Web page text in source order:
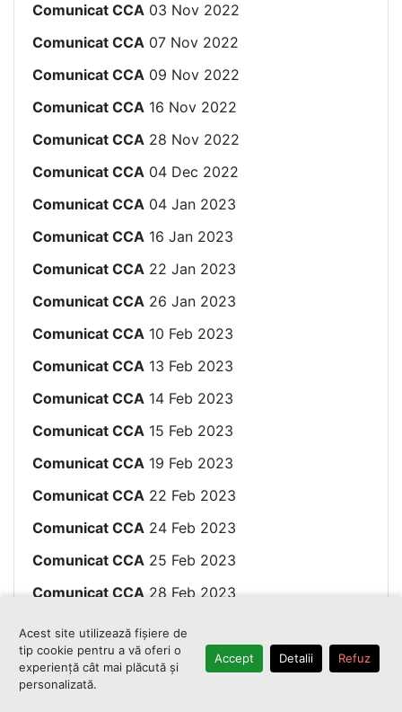
Comunicat CCA 03 Nov 2022
Comunicat CCA 07 Nov 2022
Comunicat CCA 09 Nov 2022
Comunicat CCA 16 Nov 2022
Comunicat CCA 28 Nov 2022
Comunicat CCA 04 Dec 2022
Comunicat CCA 04 Jan 2023
Comunicat CCA 16 Jan 2023
Comunicat CCA 22 Jan 2023
Comunicat CCA 26 Jan 2023
Comunicat CCA 10 Feb 2023
Comunicat CCA 13 Feb 2023
Comunicat CCA 14 Feb 2023
Comunicat CCA 15 Feb 2023
Comunicat CCA 19 Feb 2023
Comunicat CCA 22 Feb 2023
Comunicat CCA 24 Feb 2023
Comunicat CCA 25 Feb 2023
Comunicat CCA 28 Feb 2023
Comunicat CCA 02 Mar 2023
Comunicat CCA 08 Mar 2023
Comunicat CCA
Acest site utilizează fișiere de
tip cookie pentru a vă oferi o
experiență cât mai plăcută și
personalizată.
Accept Detalii Refuz